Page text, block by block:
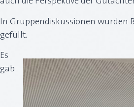
In Gruppendiskussionen wurden
gefüllt.
Es
gab